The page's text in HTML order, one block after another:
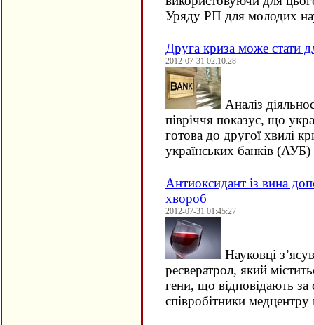
Уряду РП для молодих
Друга криза може стати
2012-07-31 02:10:28
Аналіз
півріччя показує, що
готова до другої хвилі
українських банків
Антиоксидант із вина
хвороб
2012-07-31 01:45:27
Науковці
ресвератрол, який
гени, що відповідають за
співробітники